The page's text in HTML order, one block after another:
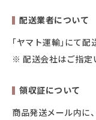
配送業者について
｢ヤマト運輸｣にて配
※ 配送会社はご指定
領収証について
商品発送メール内に